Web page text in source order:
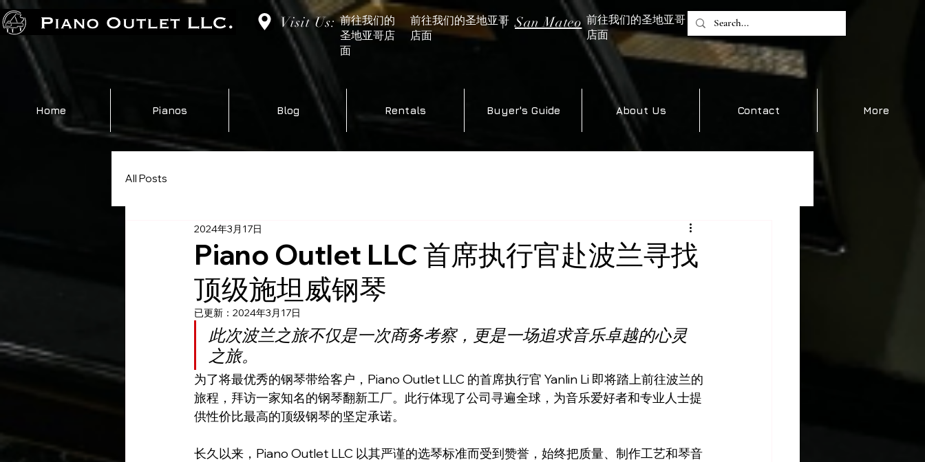
Visit Us:前往我们的
圣地亚哥店
面
|
前往我们的圣地亚哥
店面
San Mateo 前往我们的圣地亚哥
店面
Home Pianos Blog Rentals Buyer's Guide About Us Contact More
All Posts
Piano Outlet LLC 首席执行官赴波兰寻找
顶级施坦威钢琴
2024年3月17日
已更新： 2024年3月17日
此次波兰之旅不仅是一次商务考察，更是一场追求音乐卓越的心灵
之旅。
为了将最优秀的钢琴带给客户，Piano Outlet LLC 的首席执行官 Yanlin Li 即将踏上前往波兰的
旅程，拜访一家知名的钢琴翻新工厂。此行体现了公司寻遍全球，为音乐爱好者和专业人士提
供性价比最高的顶级钢琴的坚定承诺。
长久以来，Piano Outlet LLC 以其严谨的选琴标准而受到赞誉，始终把质量、制作工艺和琴音